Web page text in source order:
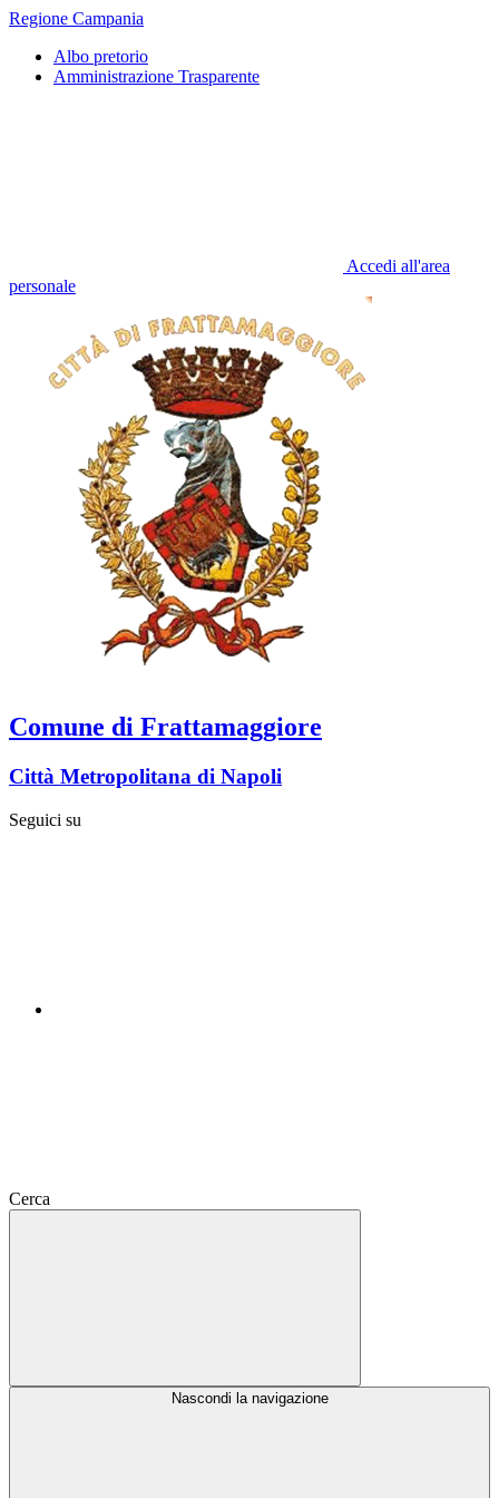
Regione Campania
Albo pretorio
Amministrazione Trasparente
Accedi all'area
personale
Comune di Frattamaggiore
Città Metropolitana di Napoli
Seguici su
Cerca
Nascondi la navigazione